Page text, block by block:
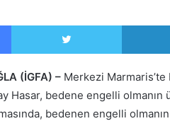
Facebook Twitter
(İGFA) – Merkezi
Hasar, bedene engelli
bedenen engelli